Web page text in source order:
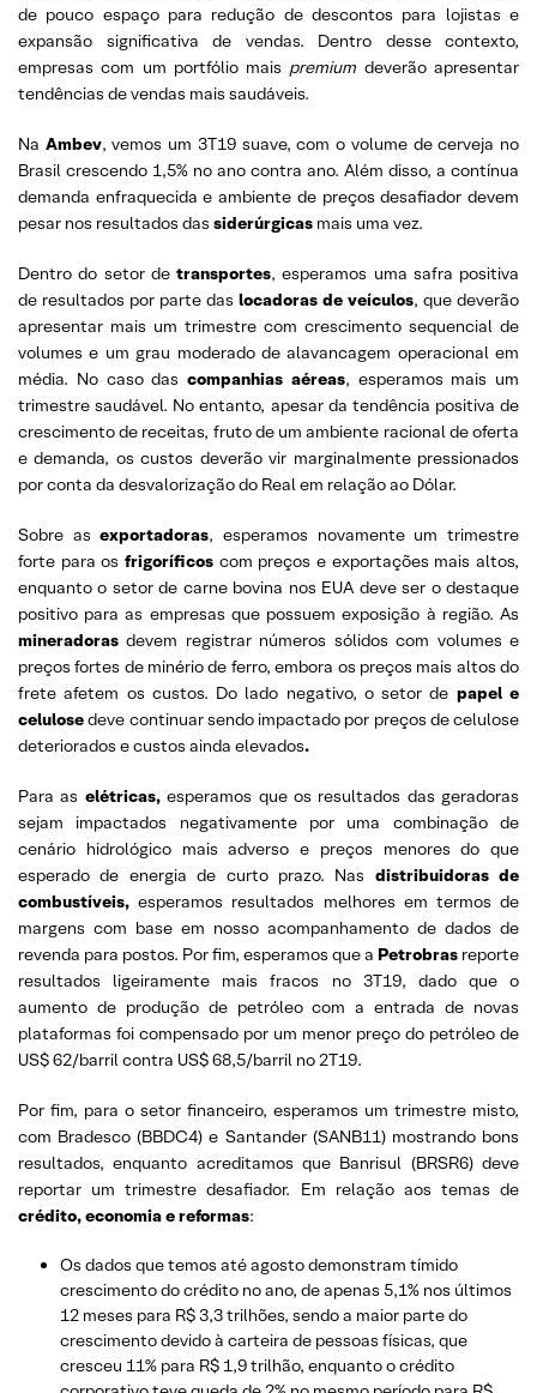
de pouco espaço para redução de descontos para lojistas e
expansão significativa de vendas. Dentro desse contexto,
empresas com um portfólio mais premium deverão apresentar
tendências de vendas mais saudáveis.
Na Ambev, vemos um 3T19 suave, com o volume de cerveja no
Brasil crescendo 1,5% no ano contra ano. Além disso, a contínua
demanda enfraquecida e ambiente de preços desafiador devem
pesar nos resultados das siderúrgicas mais uma vez.
Dentro do setor de transportes, esperamos uma safra positiva
de resultados por parte das locadoras de veículos, que deverão
apresentar mais um trimestre com crescimento sequencial de
volumes e um grau moderado de alavancagem operacional em
média. No caso das companhias aéreas, esperamos mais um
trimestre saudável. No entanto, apesar da tendência positiva de
crescimento de receitas, fruto de um ambiente racional de oferta
e demanda, os custos deverão vir marginalmente pressionados
por conta da desvalorização do Real em relação ao Dólar.
Sobre asexportadoras, esperamos novamente um trimestre
forte para os frigoríficos com preços e exportações mais altos,
enquanto o setor de carne bovina nos EUA deve ser o destaque
positivo para as empresas que possuem exposição à região. As
mineradoras devem registrar números sólidos com volumes e
preços fortes de minério de ferro, embora os preços mais altos do
frete afetem os custos. Do lado negativo, o setor de papel e
celulosedeve continuar sendo impactado por preços de celulose
deteriorados e custos ainda elevados.
Para as elétricas,esperamos que os resultados das geradoras
sejam impactados negativamente por uma combinação de
cenário hidrológico mais adverso e preços menores do que
esperado de energia de curto prazo. Nas distribuidoras de
combustíveis, esperamos resultados melhores em termos de
margens com base em nosso acompanhamento de dados de
revenda para postos. Por fim, esperamos que a Petrobras reporte
resultados ligeiramente mais fracos no 3T19, dado que o
aumento de produção de petróleo com a entrada de novas
plataformas foi compensado por um menor preço do petróleo de
US$ 62/barril contra US$ 68,5/barril no 2T19.
Por fim, para o setor financeiro, esperamos um trimestre misto,
com Bradesco (BBDC4) e Santander (SANB11) mostrando bons
resultados, enquanto acreditamos que Banrisul (BRSR6) deve
reportar um trimestre desafiador. Em relação aos temas de
crédito, economia e reformas:
Os dados que temos até agosto demonstram tímido
crescimento do crédito no ano, de apenas 5,1% nos últimos
12 meses para R$ 3,3 trilhões, sendo a maior parte do
crescimento devido à carteira de pessoas físicas, que
cresceu 11% para R$ 1,9 trilhão, enquanto o crédito